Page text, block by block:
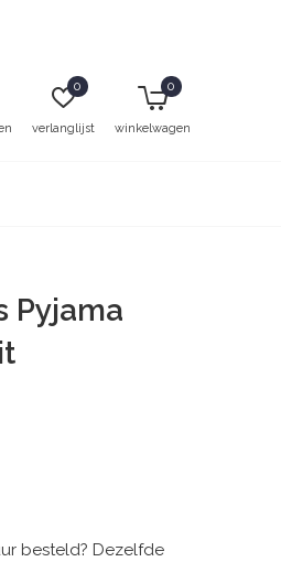
verlanglijst
0
winkelwagen
0
Pyjama
besteld? Dezelfde